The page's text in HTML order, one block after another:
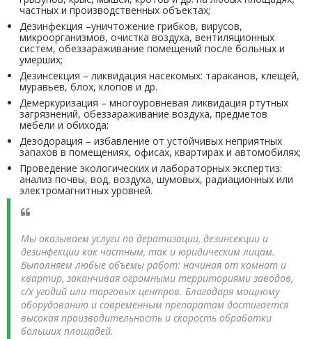
частных и производственных объектах;
Дезинфекция –уничтожение грибков, вирусов,
микроорганизмов, очистка воздуха, вентиляционных
систем, обеззараживание помещений после больных и
умерших;
Дезинсекция – ликвидация насекомых: тараканов, клещей,
муравьев, блох, клопов и др.
Демеркуризация – многоуровневая ликвидация ртутных
загрязнений, обеззараживание воздуха, предметов
мебели и обихода;
Дезодорация – избавление от устойчивых неприятных
запахов в помещениях, офисах, квартирах и автомобилях;
Проведение экологических и лабораторных экспертиз:
анализ почвы, вод, воздуха, шумовых, радиационных или
электромагнитных уровней.
Мы оказываем услуги по дератизации, дезинсекции и
дезинфекции как частным, так и юридическим лицам.
Выполняем любые объемы работ: начиная от комнат и
квартир, заканчивая огромными территориями заводов,
с/х угодий или торговых центров. Благодаря мощному
оборудованию и современным препаратам достигается
высокая производительность и скорость обработки
больших площадей.